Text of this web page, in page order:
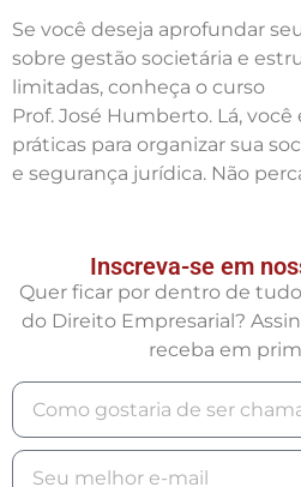
Se você deseja aprofundar
sobre gestão societária e
limitadas, conheça o curso
Prof. José Humberto. Lá,
práticas para organizar sua
e segurança jurídica. Não
Inscreva-se em
Quer ficar por dentro de
do Direito Empresarial?
receba em